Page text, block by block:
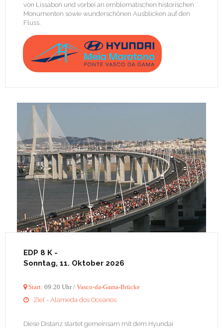
von Lissabon und vorbei an emblematischen historischen
Monumenten sowie wunderschönen Ausblicken auf den
Fluss.
EDP 8 K -
Sonntag, 11. Oktober 2026
 Start: 09:20 Uhr / Vasco-da-Gama-Brücke

Ziel - Alameda dos Oceanos
Diese Distanz startet gemeinsam mit dem Hyundai